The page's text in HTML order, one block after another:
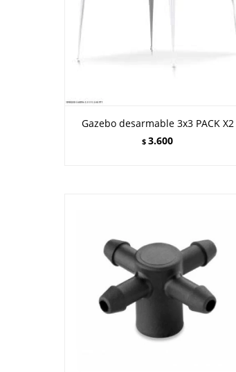
Gazebo desarmable 3x3 PACK X2
$ 3.600